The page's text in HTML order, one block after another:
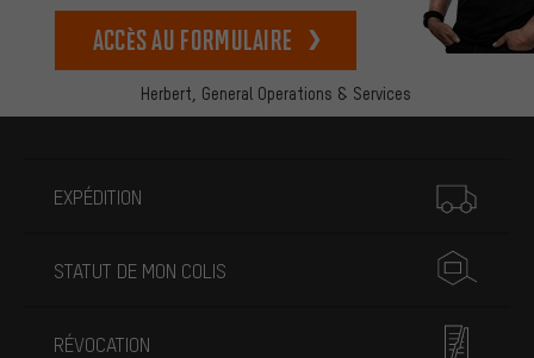
Herbert, General Operations & Services
Accès au formulaire
EXPÉDITION
STATUT DE MON COLIS
RÉVOCATION